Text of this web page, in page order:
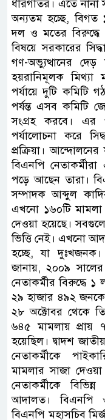
ধীরগতির। এতে নানা
অন্যতম হচ্ছে, বিগত
দল ও মতের বিরুদ্ধে
বিষয়ে সরকারের
গণ-অভ্যুত্থানের
হয়রানিমূলক মিথ্যা
পর্যায়ে দুটি কমিটি
পর্যন্ত এসব কমিটি
সংগ্রহ করবে। এর
পর্যালোচনা করে
প্রক্রিয়া।
বিএনপি
পড়ে আছেন তারা।
সম্পাদক আব্দুল
এখনো ১৬০টি মামলা
দেওয়া হয়েছে।
ভিত্তি নেই। এখনো
হচ্ছে, যা
জানায়, ২০০৯
নেতাকর্মীর বিরুদ্ধে
২৯ হাজার ৪৯২
২৮ অক্টোবর থেকে
৬৪৫ মামলায় প্রায়
হয়েছিল। দ্বাদশ
নেতাকর্মীকে
মামলার সাজা
নেতাকর্মীকে
আদালত। বিএনপি
বিএনপি মহাসচিব